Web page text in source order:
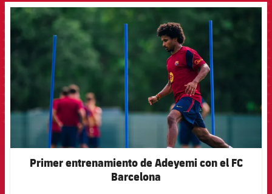
FCB Barcelona badge
Primer entrenamiento de Adeyemi con el FC
Barcelona